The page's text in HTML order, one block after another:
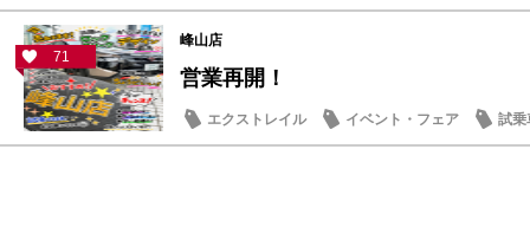
71
峰山店
営業再開！
エクストレイル イベント・フェア
試乗
記念品・プレゼント
営業日・店休日